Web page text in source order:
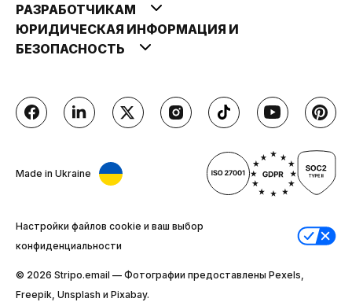
РАЗРАБОТЧИКАМ
ЮРИДИЧЕСКАЯ ИНФОРМАЦИЯ И
БЕЗОПАСНОСТЬ
Made in Ukraine
Настройки файлов cookie и ваш выбор
конфиденциальности
© 2026 Stripо.email — Фотографии предоставлены Pexels,
Freepik, Unsplash и Pixabay.